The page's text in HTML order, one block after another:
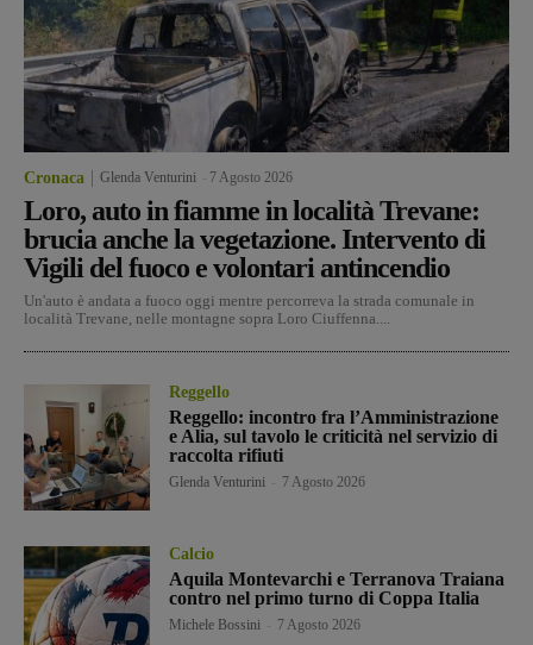
Cronaca Glenda Venturini 7 Agosto 2026
Loro, auto in fiamme in località Trevane:
brucia anche la vegetazione. Intervento di
Vigili del fuoco e volontari antincendio
Un'auto è andata a fuoco oggi mentre percorreva la strada comunale in
località Trevane, nelle montagne sopra Loro Ciuffenna....
Reggello
Reggello: incontro fra l’Amministrazione
e Alia, sul tavolo le criticità nel servizio di
raccolta rifiuti
Glenda Venturini 7 Agosto 2026
Calcio
Aquila Montevarchi e Terranova Traiana
contro nel primo turno di Coppa Italia
Michele Bossini 7 Agosto 2026